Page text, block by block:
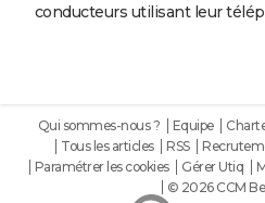
conducteurs utilisant leur
Qui sommes-nous ? Equipe
Tous les articles
RSS
Paramétrer les cookies
Gérer Utiq
© 2026 CCM